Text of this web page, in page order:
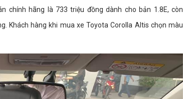
chính hãng là 733 triệu đồng dành cho bản 1.8E, còn
Khách hàng khi mua xe Toyota Corolla Altis chọn màu